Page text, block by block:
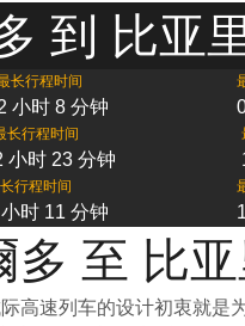
到 比亚
长行程时间
小时 8 分钟
长行程时间
小时 23 分钟
行程时间
时 11 分钟
多 至 比
高速列车的设计初衷就